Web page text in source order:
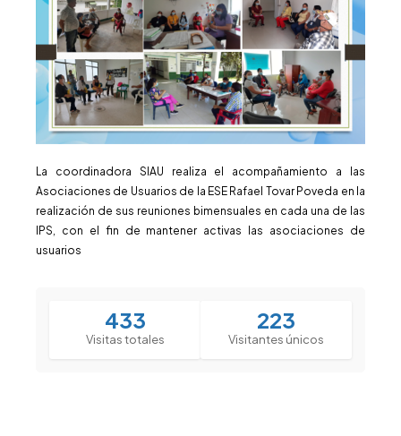
La coordinadora SIAU realiza el acompañamiento a las
Asociaciones de Usuarios de la ESE Rafael Tovar Poveda en la
realización de sus reuniones bimensuales en cada una de las
IPS, con el fin de mantener activas las asociaciones de
usuarios
433
Visitas totales
223
Visitantes únicos